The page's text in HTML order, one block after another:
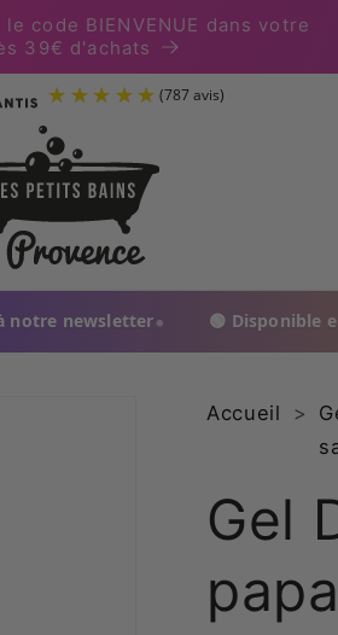
code BIENVENUE dans votre
39€ d'achats
• 🟢 Disponible en pharmacie
Provence. Livraison en
Accueil >
Gel
papa